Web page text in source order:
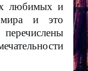
любимых и
мира и это